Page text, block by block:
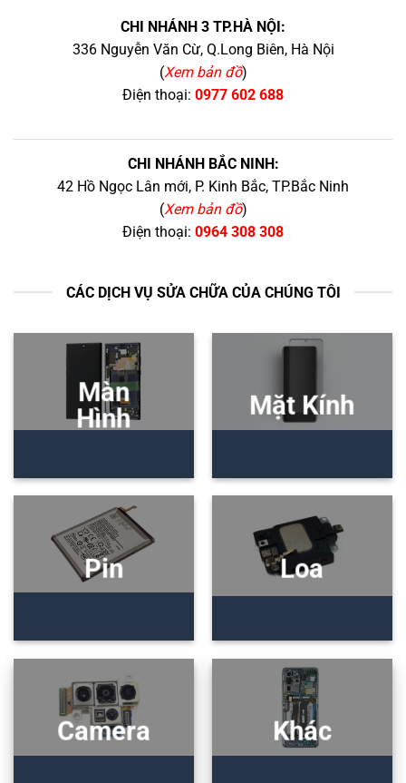
CHI NHÁNH 3 TP.HÀ NỘI:
336 Nguyễn Văn Cừ, Q.Long Biên, Hà Nội
(Xem bản đồ)
Điện thoại: 0977 602 688
CHI NHÁNH BẮC NINH:
42 Hồ Ngọc Lân mới, P. Kinh Bắc, TP.Bắc Ninh
(Xem bản đồ)
Điện thoại: 0964 308 308
CÁC DỊCH VỤ SỬA CHỮA CỦA CHÚNG TÔI
Màn
Hình
Mặt Kính
Pin Loa
Camera Khác